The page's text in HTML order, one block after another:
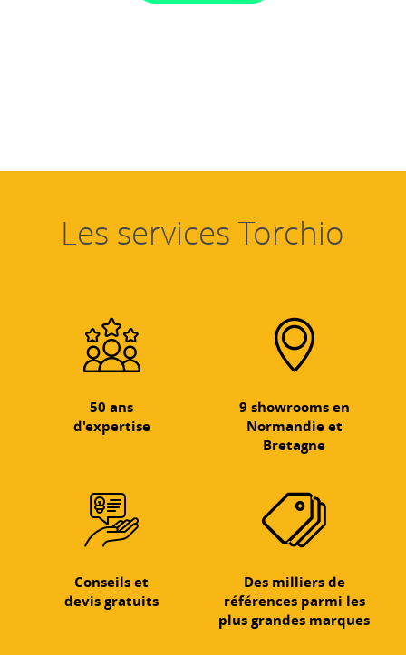
Les services Torchio
50 ans
d'expertise
9 showrooms en
Normandie et
Bretagne
Conseils et
devis gratuits
Des milliers de
références parmi les
plus grandes marques